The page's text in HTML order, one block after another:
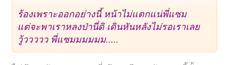
ร้องเพราะออกอย่างนี้ หน้าไม่แตกแน่พี่แซม
แต่จะพาเราหลงป่านี่ดิ เดินหันหลังไม่รอเราเลย
วู้ววววว พี่แซมมมมมม.....